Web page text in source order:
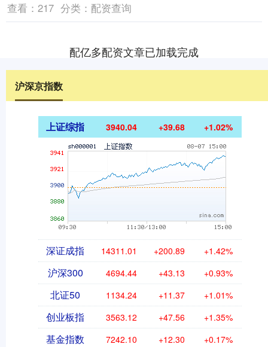
查看： 217 分类： 配资查询
配亿多配资文章已加载完成
沪深京指数
上证综指 3940.04 +39.68 +1.02%
深证成指 14311.01 +200.89 +1.42%
沪深300 4694.44 +43.13 +0.93%
北证50 1134.24 +11.37 +1.01%
创业板指 3563.12 +47.56 +1.35%
基金指数 7242.10 +12.30 +0.17%